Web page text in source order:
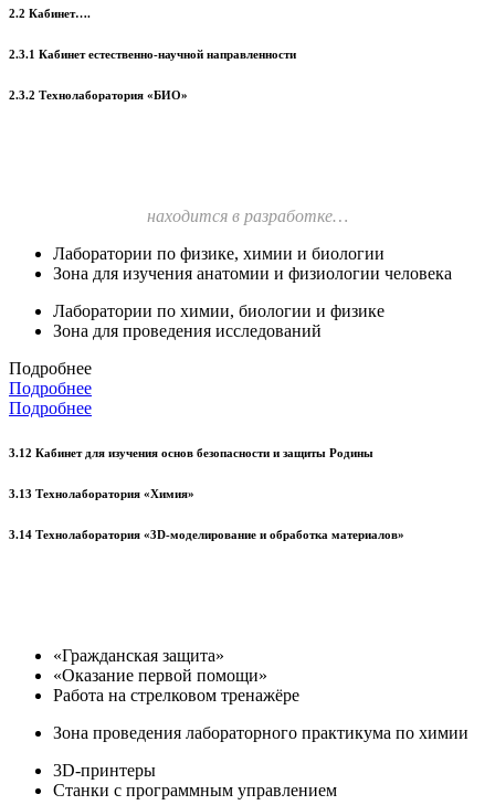
2.2 Кабинет….
2.3.1 Кабинет естественно-научной направленности
2.3.2 Технолаборатория «БИО»
находится в разработке…
Лаборатории по физике, химии и биологии
Зона для изучения анатомии и физиологии человека
Лаборатории по химии, биологии и физике
Зона для проведения исследований
Подробнее
Подробнее
Подробнее
3.12 Кабинет для изучения основ безопасности и защиты Родины
3.13 Технолаборатория «Химия»
3.14 Технолаборатория «3D-моделирование и обработка материалов»
«Гражданская защита»
«Оказание первой помощи»
Работа на стрелковом тренажёре
Зона проведения лабораторного практикума по химии
3D-принтеры
Станки с программным управлением